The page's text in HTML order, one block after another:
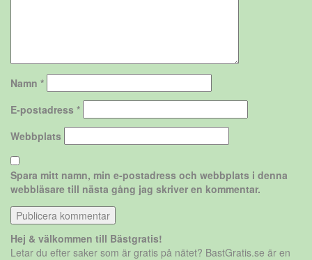
Namn *
E-postadress *
Webbplats
Spara mitt namn, min e-postadress och webbplats i denna
webbläsare till nästa gång jag skriver en kommentar.
Hej & välkommen till Bästgratis!
Letar du efter saker som är gratis på nätet? BastGratis.se är en